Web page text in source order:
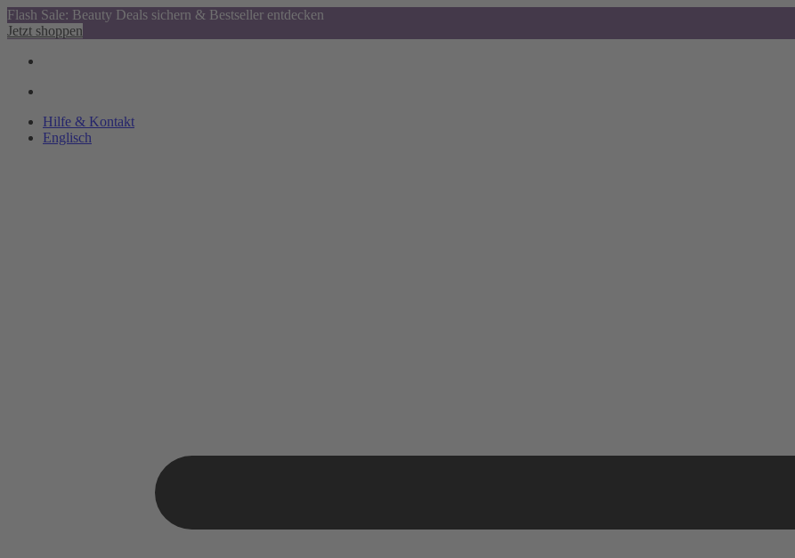
Flash Sale: Beauty Deals sichern & Bestseller entdecken
Jetzt shoppen
Hilfe & Kontakt
Englisch